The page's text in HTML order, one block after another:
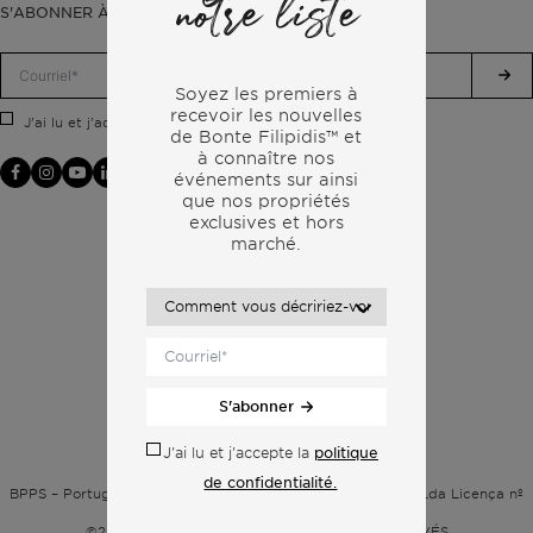
S'ABONNER À NOTRE LETTRE D'INFORMATION
J'ai lu et j'accepte lapolitique de confidentialité.
Politique de confidentialité
BPPS – Portugal Property Services – Mediação Imobiliária, Lda Licença nº
notre liste
Soyez les premiers à
recevoir les nouvelles
de Bonte Filipidis™ et
à connaître nos
événements surainsi
que nos propriétés
exclusives et hors
marché.
S'abonner
J'ai lu et j'accepte la politique
de confidentialité.